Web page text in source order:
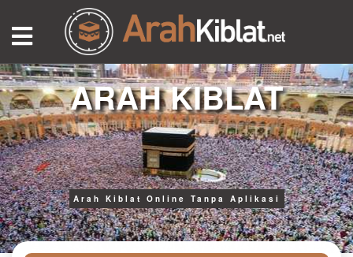
ARAH KIBLAT
Arah Kiblat Online Tanpa Aplikasi